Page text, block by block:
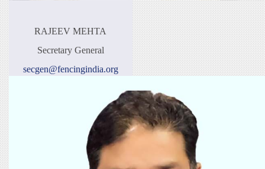
RAJEEV MEHTA
Secretary General
secgen@fencingindia.org